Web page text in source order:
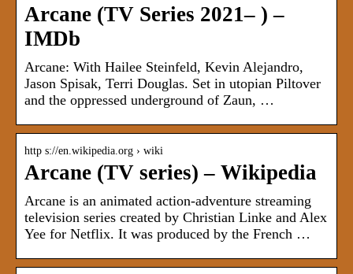
Arcane (TV Series 2021– ) –
IMDb
Arcane: With Hailee Steinfeld, Kevin Alejandro,
Jason Spisak, Terri Douglas. Set in utopian Piltover
and the oppressed underground of Zaun, …
http s://en.wikipedia.org › wiki
Arcane (TV series) – Wikipedia
Arcane is an animated action-adventure streaming
television series created by Christian Linke and Alex
Yee for Netflix. It was produced by the French …